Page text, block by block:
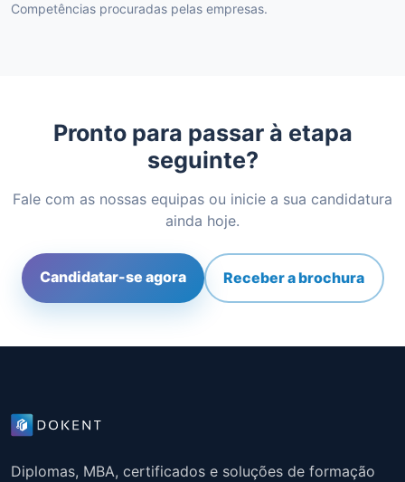
Competências procuradas pelas empresas.
Pronto para passar à etapa
seguinte?
Fale com as nossas equipas ou inicie a sua candidatura
ainda hoje.
Candidatar-se agora Receber a brochura
Diplomas, MBA, certificados e soluções de formação